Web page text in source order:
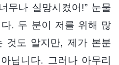
무나 실망시켰어!” 눈물
. 두 분이 저를 위해 많
것도 알지만, 제가 본분
닙니다. 그러나 아무리